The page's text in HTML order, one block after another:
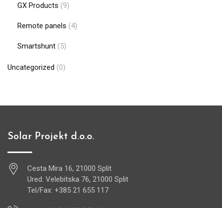
GX Products (9)
Remote panels (4)
Smartshunt (5)
Uncategorized (0)
Solar Projekt d.o.o.
Cesta Mira 16, 21000 Split
Ured: Velebitska 76, 21000 Split
Tel/Fax: +385 21 655 117